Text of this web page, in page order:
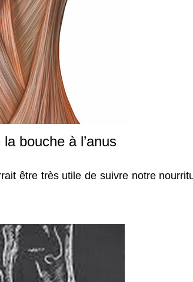
bouche à l’anus
être très utile de suivre notre